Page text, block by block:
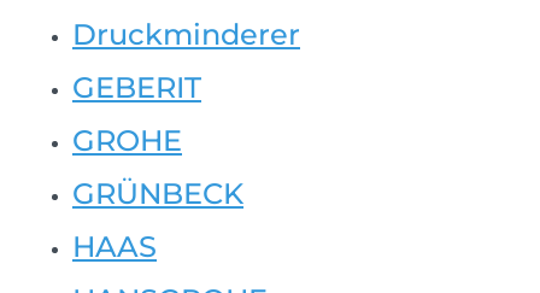
Druckminderer
GEBERIT
GROHE
GRÜNBECK
HAAS